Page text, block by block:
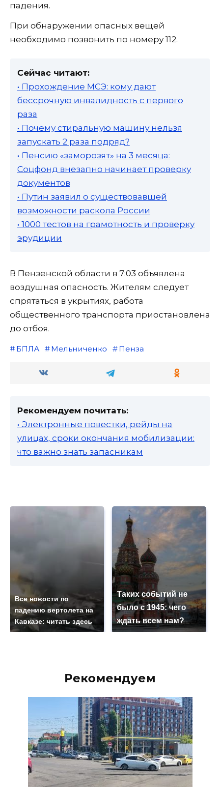
падения.
При обнаружении опасных вещей
необходимо позвонить по номеру 112.
Сейчас читают:
• Прохождение МСЭ: кому дают
бессрочную инвалидность с первого
раза
• Почему стиральную машину нельзя
запускать 2 раза подряд?
• Пенсию «заморозят» на 3 месяца:
Соцфонд внезапно начинает проверку
документов
• Путин заявил о существовавшей
возможности раскола России
• 1000 тестов на грамотность и проверку
эрудиции
В Пензенской области в 7:03 объявлена
воздушная опасность. Жителям следует
спрятаться в укрытиях, работа
общественного транспорта приостановлена
до отбоя.
БПЛА Мельниченко Пенза
Рекомендуем почитать:
• Электронные повестки, рейды на
улицах, сроки окончания мобилизации:
что важно знать запасникам
Все новости по
падению вертолета на
Кавказе: читать здесь
Таких событий не
было с 1945: чего
ждать всем нам?
Рекомендуем